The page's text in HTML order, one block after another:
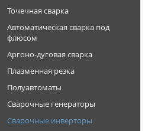
Точечная сварка
Автоматическая сварка под
флюсом
Аргоно-дуговая сварка
Плазменная резка
Полуавтоматы
Сварочные генераторы
Сварочные инверторы